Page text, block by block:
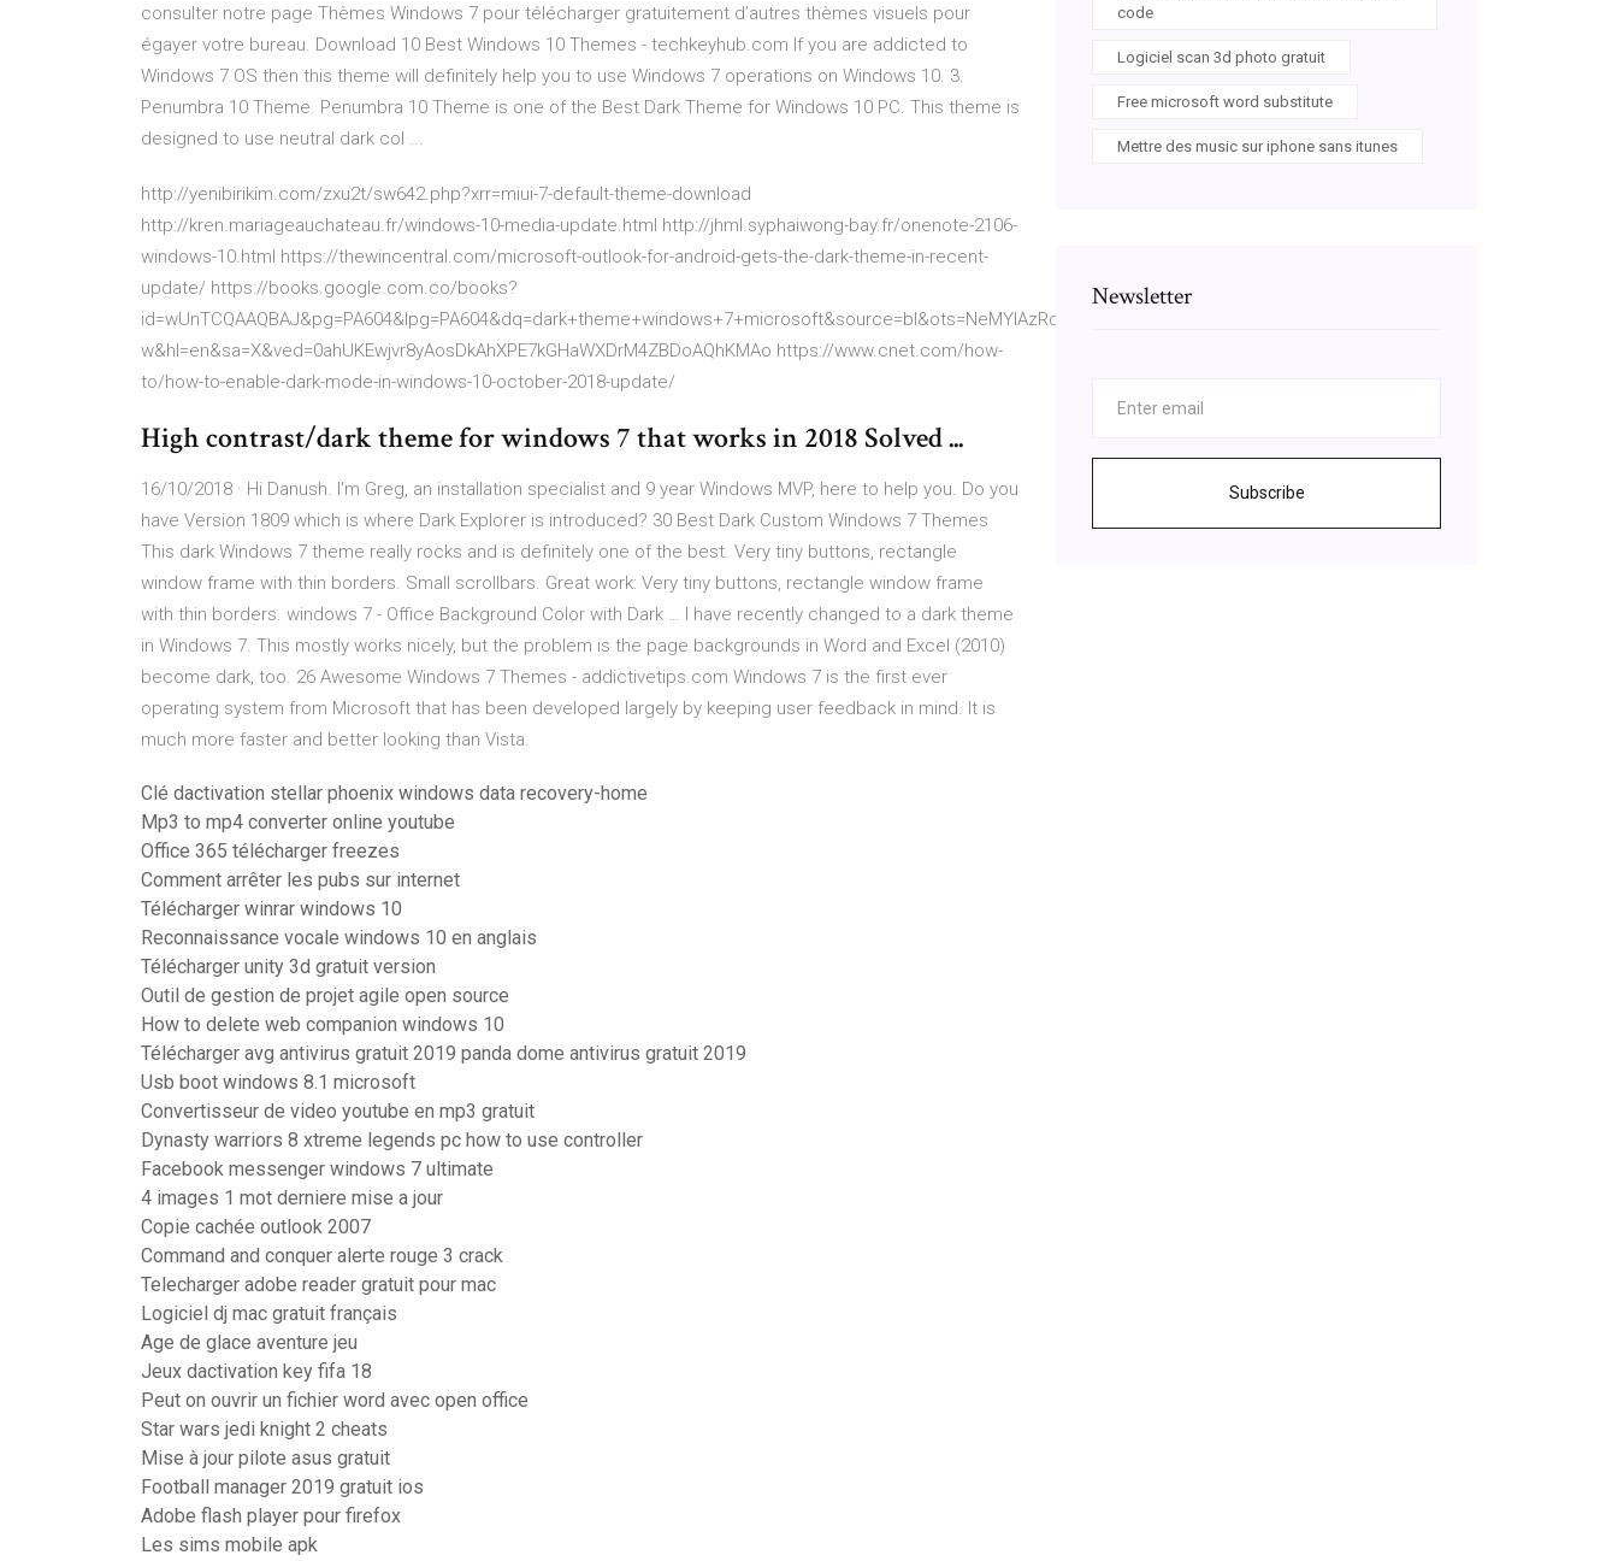
consulter notre page Thèmes Windows 7 pour télécharger gratuitement d’autres thèmes visuels pour
égayer votre bureau. Download 10 Best Windows 10 Themes - techkeyhub.com If you are addicted to
Windows 7 OS then this theme will definitely help you to use Windows 7 operations on Windows 10. 3.
Penumbra 10 Theme. Penumbra 10 Theme is one of the Best Dark Theme for Windows 10 PC. This theme is
designed to use neutral dark col ...
http://yenibirikim.com/zxu2t/sw642.php?xrr=miui-7-default-theme-download
http://kren.mariageauchateau.fr/windows-10-media-update.html http://jhml.syphaiwong-bay.fr/onenote-2106-
windows-10.html https://thewincentral.com/microsoft-outlook-for-android-gets-the-dark-theme-in-recent-
update/ https://books.google.com.co/books?
id=wUnTCQAAQBAJ&pg=PA604&lpg=PA604&dq=dark+theme+windows+7+microsoft&source=bl&ots=NeMYIAzRdQ&sig=ACfU3U0HvaOZzcrUWkjTVZomsVsj9w_4-
w&hl=en&sa=X&ved=0ahUKEwjvr8yAosDkAhXPE7kGHaWXDrM4ZBDoAQhKMAo https://www.cnet.com/how-
to/how-to-enable-dark-mode-in-windows-10-october-2018-update/
High contrast/dark theme for windows 7 that works in 2018 Solved ...
16/10/2018 · Hi Danush. I'm Greg, an installation specialist and 9 year Windows MVP, here to help you. Do you
have Version 1809 which is where Dark Explorer is introduced? 30 Best Dark Custom Windows 7 Themes
This dark Windows 7 theme really rocks and is definitely one of the best. Very tiny buttons, rectangle
window frame with thin borders. Small scrollbars. Great work: Very tiny buttons, rectangle window frame
with thin borders. windows 7 - Office Background Color with Dark … I have recently changed to a dark theme
in Windows 7. This mostly works nicely, but the problem is the page backgrounds in Word and Excel (2010)
become dark, too. 26 Awesome Windows 7 Themes - addictivetips.com Windows 7 is the first ever
operating system from Microsoft that has been developed largely by keeping user feedback in mind. It is
much more faster and better looking than Vista.
Clé dactivation stellar phoenix windows data recovery-home
Mp3 to mp4 converter online youtube
Office 365 télécharger freezes
Comment arrêter les pubs sur internet
Télécharger winrar windows 10
Reconnaissance vocale windows 10 en anglais
Télécharger unity 3d gratuit version
Outil de gestion de projet agile open source
How to delete web companion windows 10
Télécharger avg antivirus gratuit 2019 panda dome antivirus gratuit 2019
Usb boot windows 8.1 microsoft
Convertisseur de video youtube en mp3 gratuit
Dynasty warriors 8 xtreme legends pc how to use controller
Facebook messenger windows 7 ultimate
4 images 1 mot derniere mise a jour
Copie cachée outlook 2007
Command and conquer alerte rouge 3 crack
Telecharger adobe reader gratuit pour mac
Logiciel dj mac gratuit français
Age de glace aventure jeu
Jeux dactivation key fifa 18
Peut on ouvrir un fichier word avec open office
Star wars jedi knight 2 cheats
Mise à jour pilote asus gratuit
Football manager 2019 gratuit ios
Adobe flash player pour firefox
Les sims mobile apk
code
Logiciel scan 3d photo gratuit
Free microsoft word substitute
Mettre des music sur iphone sans itunes
Newsletter
Subscribe